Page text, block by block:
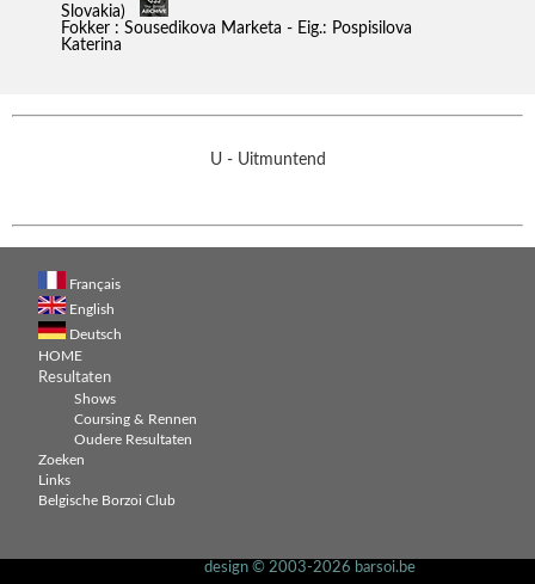
Slovakia)
Fokker : Sousedikova Marketa - Eig.: Pospisilova
Katerina
U - Uitmuntend
Français
English
Deutsch
HOME
Resultaten
Shows
Coursing & Rennen
Oudere Resultaten
Zoeken
Links
Belgische Borzoi Club
design © 2003-2026 barsoi.be